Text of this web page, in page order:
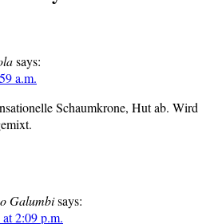
says:
a.m.
Schaumkrone, Hut ab. Wird
Galumbisays:
2:09 p.m.